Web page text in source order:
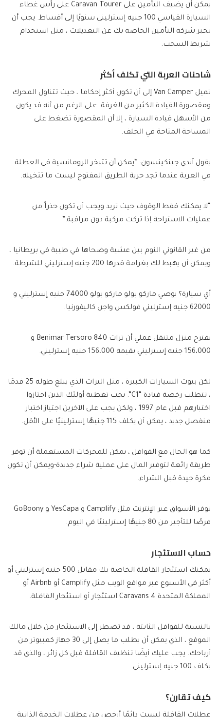
يمكن أن يضيف التأمين على Caravan Tourer على رأس غطاء
السيارة القياسي 100 جنيه إسترليني سنويًا إلى أقساط. يجب أن
تخبر شركة التأمين الخاصة بك عن التعديلات ، مثل استخدام
شريط السحب.
شاحنات العربة التي تكلف أكثر
تميل Van Camper إلى أن تكون أكثر إحكاما ، حيث تتناول المحرك
ومقصورة القيادة الكثير من الغرفة. على الرغم من أنه قد يكون
من الأسهل قيادة السيارة ، إلا أن المقصورة تضغط على
المساحة المتاحة في الخلف.
يقول آندي جينكينسون: “يمكن أن تتبخر الرومانسية في العطلة
في العربة عندما تجد حرية الطريق المفتوح ليست ما تتخيله.
“لا يمكنك فقط الوقوف حيث تريد ويجب أن تكون حذراً من
عمليات الاستراحة إذا تركت مركبة دون مراقبة.”
من غير القانوني النوم بين عشية وضحاها في طيبة في بريطانيا ،
ويمكن أن يهبط لك بغرامة قدرها 200 جنيه إسترليني للشرطة.
أي سيارة؟ يوصي ماركو بولو ماركو بولو 74000 جنيه إسترليني و
62000 جنيه إسترليني فولكس واجن كاليفورنيا.
يقترح منزل متنقل عملي أن تراث Benimar Tersoro 840 و
156،000 جنيه إسترليني بقيمة 156،000 جنيه إسترليني.
لكن بيوت السيارات الكبيرة ، مثل التراث الذي يبلغ طوله 25 قدمًا
، تتطلب رخصة قيادة “C1”. يجب تغطية أولئك الذين اجتازوا
اختبارهم قبل عام 1997 ، ولكن يجب على الآخرين اجتياز اختبار
منفصل جديد ، يمكن أن يكلف 115 جنيهًا إسترلينيًا على الأقل.
كما هو الحال مع القوافل ، يمكن للمحركات المستعملة أن توفر
طريقة رائعة لتوفير المال على عملية شراء جديدة-ويمكن أن تكون
فكرة جيدة قبل الشراء.
توفر الأسواق عبر الإنترنت مثل Camplify و YesCapa و GoBoony
فرصًا للتأجير من 80 جنيهًا إسترلينيًا في اليوم.
حساب الاستئجار
يمكنك استئجار القافلة الخاصة بك مقابل 500 جنيه إسترليني أو
أكثر في الأسبوع عبر مواقع الويب مثل Camplify أو Airbnb أو
المملكة المتحدة Caravans 4 استئجار أو استئجار القافلة.
بالنسبة للقوافل الثابتة ، قد تضطر إلى الاستئجار من خلال مالك
الموقع ، الذي يمكن أن يطلب ما يصل إلى 30 جهاز كمبيوتر من
أرباحك. يجب عليك أيضًا تنظيف القافلة قبل كل زائر ، والذي قد
يكلف 100 جنيه إسترليني.
كيف تقارن؟
عطلات القافلة ليست دائمًا أرخص من عطلات الخدمة الذاتية